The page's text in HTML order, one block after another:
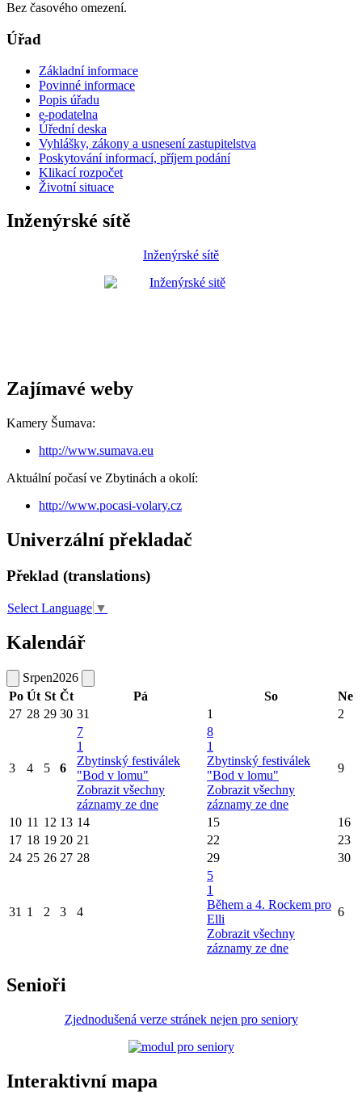
Bez časového omezení.
Úřad
Základní informace
Povinné informace
Popis úřadu
e-podatelna
Úřední deska
Vyhlášky, zákony a usnesení zastupitelstva
Poskytování informací, příjem podání
Klikací rozpočet
Životní situace
Inženýrské sítě
Inženýrské sítě
Zajímavé weby
Kamery Šumava:
http://www.sumava.eu
Aktuální počasí ve Zbytinách a okolí:
http://www.pocasi-volary.cz
Univerzální překladač
Překlad (translations)
Select Language ▼
Kalendář
Srpen2026
Po Út St Čt Pá So
Ne
27 28 29 30 31 1 2
3 4 5 6
7
1
Zbytinský festiválek
"Bod v lomu"
Zobrazit všechny
záznamy ze dne
8
1
Zbytinský festiválek
"Bod v lomu"
Zobrazit všechny
záznamy ze dne
9
10 11 12 13 14 15
16
17 18 19 20 21 22
23
24 25 26 27 28 29 30
31 1 2 3 4
5
1
Během a 4. Rockem pro
Elli
Zobrazit všechny
záznamy ze dne
6
Senioři
Zjednodušená verze stránek nejen pro seniory
Interaktivní mapa